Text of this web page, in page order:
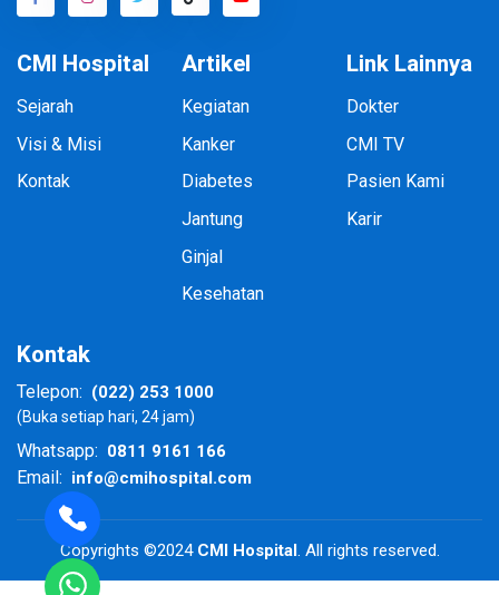
CMI Hospital
Sejarah
Visi & Misi
Kontak
Artikel
Kegiatan
Kanker
Diabetes
Jantung
Ginjal
Kesehatan
Link Lainnya
Dokter
CMI TV
Pasien Kami
Karir
Kontak
Telepon: (022) 253 1000
(Buka setiap hari, 24 jam)
Whatsapp: 0811 9161 166
Email: info@cmihospital.com
Copyrights ©2024CMI Hospital. All rights reserved.